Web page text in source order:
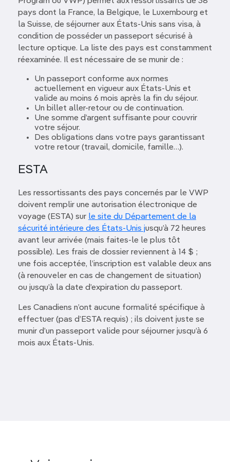
pays dont la France, la Belgique, le Luxembourg et
la Suisse, de séjourner aux États-Unis sans visa, à
condition de posséder un passeport sécurisé à
lecture optique. La liste des pays est constamment
réexaminée. Il est nécessaire de se munir de :
Un passeport conforme aux normes
actuellement en vigueur aux États-Unis et
valide au moins 6 mois après la fin du séjour.
Un billet aller-retour ou de continuation.
Une somme d’argent suffisante pour couvrir
votre séjour.
Des obligations dans votre pays garantissant
votre retour (travail, domicile, famille…).
ESTA
Les ressortissants des pays concernés par le VWP
doivent remplir une autorisation électronique de
voyage (ESTA) sur le site du Département de la
sécurité intérieure des États-Unis jusqu’à 72 heures
avant leur arrivée (mais faites-le le plus tôt
possible). Les frais de dossier reviennent à 14 $ ;
une fois acceptée, l’inscription est valable deux ans
(à renouveler en cas de changement de situation)
ou jusqu’à la date d’expiration du passeport.
Les Canadiens n’ont aucune formalité spécifique à
effectuer (pas d’ESTA requis) ; ils doivent juste se
munir d’un passeport valide pour séjourner jusqu’à 6
mois aux États-Unis.